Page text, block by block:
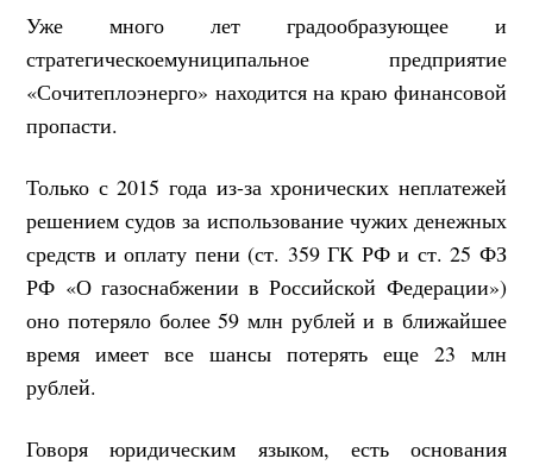
Уже много лет градообразующее и
стратегическоемуниципальное предприятие
«Сочитеплоэнерго» находится на краю финансовой
пропасти.
Только с 2015 года из-за хронических неплатежей
решением судов за использование чужих денежных
средств и оплату пени (ст. 359 ГК РФ и ст. 25 ФЗ
РФ «О газоснабжении в Российской Федерации»)
оно потеряло более 59 млн рублей и в ближайшее
время имеет все шансы потерять еще 23 млн
рублей.
Говоря юридическим языком, есть основания